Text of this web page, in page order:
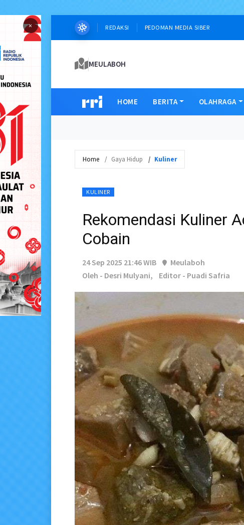
× REDAKSI PEDOMAN MEDIA SIBER
MEULABOH
HOME BERITA OLAHRAGA
Home Gaya Hidup Kuliner
KULINER
Rekomendasi Kuliner
Cobain
24 Sep 2025 21:46 WIB
Meulaboh
Oleh - Desri Mulyani,
Editor - Puadi Safria